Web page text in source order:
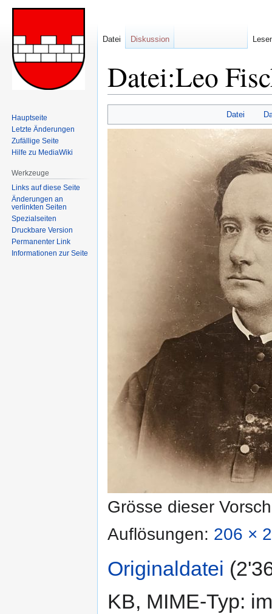
Datei:Leo
Navigation
Suche
Datei
Grösse dieser
Auflösungen: 206 ×
Originaldatei
KB, MIME-Typ:
Datei Diskussion
Hauptseite
Letzte Änderungen
Zufällige Seite
Hilfe zu MediaWiki
Werkzeuge
Links auf diese Seite
Änderungen an
verlinkten Seiten
Spezialseiten
Druckbare Version
Permanenter Link
Informationen zur Seite